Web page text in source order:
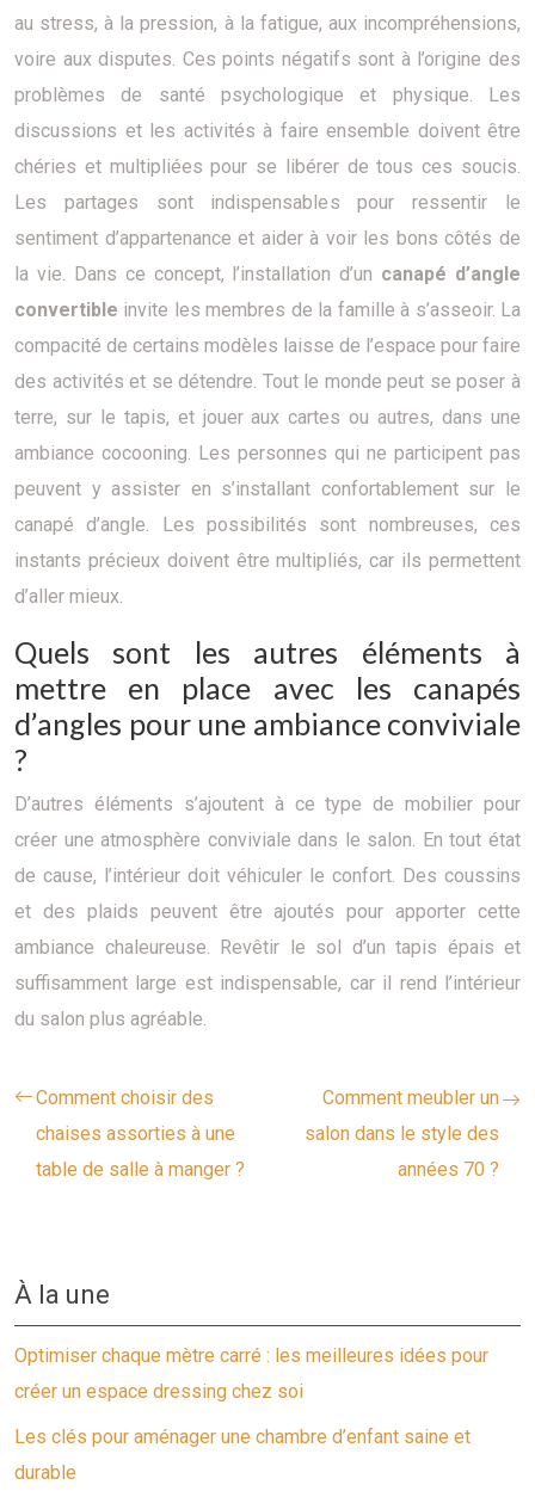
au stress, à la pression, à la fatigue, aux incompréhensions,
voire aux disputes. Ces points négatifs sont à l’origine des
problèmes de santé psychologique et physique. Les
discussions et les activités à faire ensemble doivent être
chéries et multipliées pour se libérer de tous ces soucis.
Les partages sont indispensables pour ressentir le
sentiment d’appartenance et aider à voir les bons côtés de
la vie. Dans ce concept, l’installation d’un canapé d’angle
convertible invite les membres de la famille à s’asseoir. La
compacité de certains modèles laisse de l’espace pour faire
des activités et se détendre. Tout le monde peut se poser à
terre, sur le tapis, et jouer aux cartes ou autres, dans une
ambiance cocooning. Les personnes qui ne participent pas
peuvent y assister en s’installant confortablement sur le
canapé d’angle. Les possibilités sont nombreuses, ces
instants précieux doivent être multipliés, car ils permettent
d’aller mieux.
Quels sont les autres éléments à
mettre en place avec les canapés
d’angles pour une ambiance conviviale
?
D’autres éléments s’ajoutent à ce type de mobilier pour
créer une atmosphère conviviale dans le salon. En tout état
de cause, l’intérieur doit véhiculer le confort. Des coussins
et des plaids peuvent être ajoutés pour apporter cette
ambiance chaleureuse. Revêtir le sol d’un tapis épais et
suffisamment large est indispensable, car il rend l’intérieur
du salon plus agréable.
Comment choisir des
chaises assorties à une
table de salle à manger ?
Comment meubler un
salon dans le style des
années 70 ?
À la une
Optimiser chaque mètre carré : les meilleures idées pour
créer un espace dressing chez soi
Les clés pour aménager une chambre d’enfant saine et
durable